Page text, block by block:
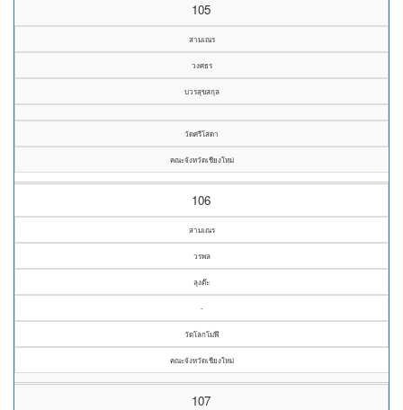
105
สามเณร
วงศธร
บวรสุขสกุล
วัดศรีโสดา
คณะจังหวัดเชียงใหม่
106
สามเณร
วรพล
ลุงต๊ะ
-
วัดโลกโมฬี
คณะจังหวัดเชียงใหม่
107